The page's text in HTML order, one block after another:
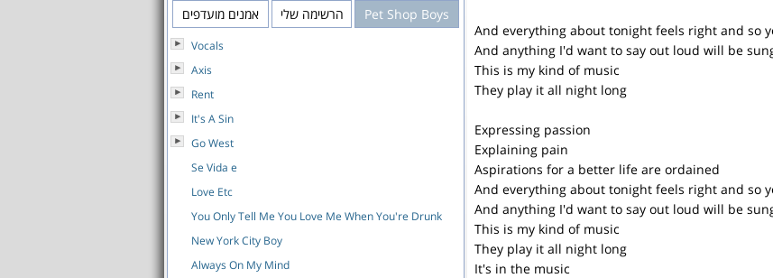
And everything about tonight feels right and so
And anything I'd want to say out loud will be
This is my kind of music
They play it all night long
Expressing passion
Explaining pain
Aspirations for a better life are ordained
And everything about tonight feels right and so
And anything I'd want to say out loud will be
This is my kind of music
They play it all night long
It's in the music
Pet Shop Boys הרשימה שלי אמנים מועדפים
Vocals
Axis
Rent
It's A Sin
Go West
Se Vida e
Love Etc
You Only Tell Me You Love Me When You're Drunk
New York City Boy
Always On My Mind